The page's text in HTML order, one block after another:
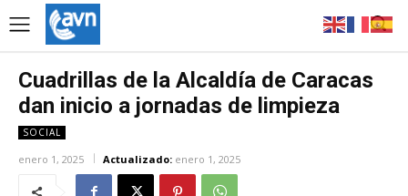
Cuadrillas de la Alcaldía de Caracas
dan inicio a jornadas de limpieza
SOCIAL
enero 1, 2025 Actualizado: enero 1, 2025